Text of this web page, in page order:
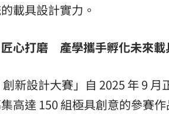
載具設計實力。
心打磨 產學攜手孵化未來載
創新設計大賽」自 2025 年 9
高達 150 組極具創意的參賽